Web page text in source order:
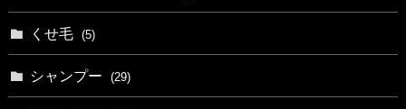
くせ毛 (5)
シャンプー (29)